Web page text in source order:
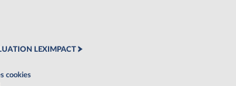
LEXIMPACT
cookies